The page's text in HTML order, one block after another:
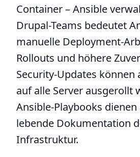
Container – Ansible
Drupal-Teams bedeutet
manuelle Deployment-
Rollouts und höhere
Security-Updates
auf alle Server ausgerollt
Ansible-Playbooks dienen
lebende Dokumentation
Infrastruktur.